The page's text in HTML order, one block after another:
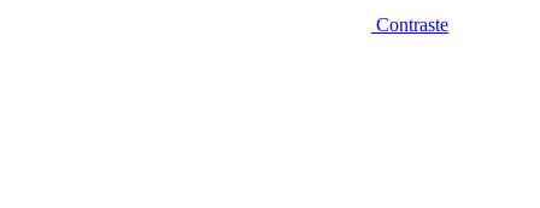
Contraste